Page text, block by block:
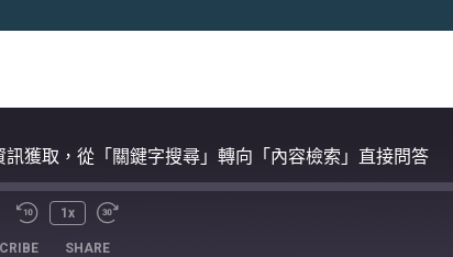
訊獲取，從「關鍵字搜尋」轉向「內容檢索」直接問答
1x
SHARE